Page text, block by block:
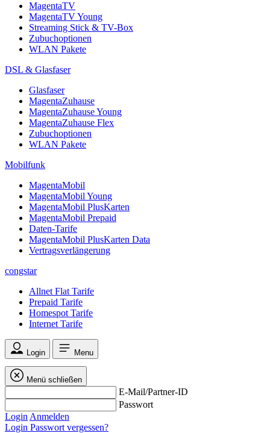
MagentaTV
MagentaTV Young
Streaming Stick & TV-Box
Zubuchoptionen
WLAN Pakete
DSL & Glasfaser
Glasfaser
MagentaZuhause
MagentaZuhause Young
MagentaZuhause Flex
Zubuchoptionen
WLAN Pakete
Mobilfunk
MagentaMobil
MagentaMobil Young
MagentaMobil PlusKarten
MagentaMobil Prepaid
Daten-Tarife
MagentaMobil PlusKarten Data
Vertragsverlängerung
congstar
Allnet Flat Tarife
Prepaid Tarife
Homespot Tarife
Internet Tarife
Login Menu
Menü schließen
E-Mail/Partner-ID
Passwort
Login Anmelden
Login Passwort vergessen?